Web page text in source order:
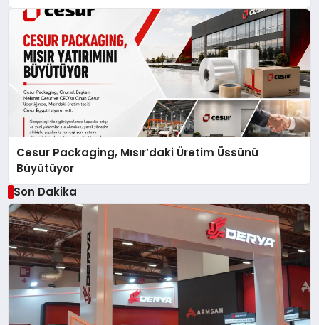
Cesur Packaging, Mısır’daki Üretim Üssünü
Büyütüyor
Son Dakika